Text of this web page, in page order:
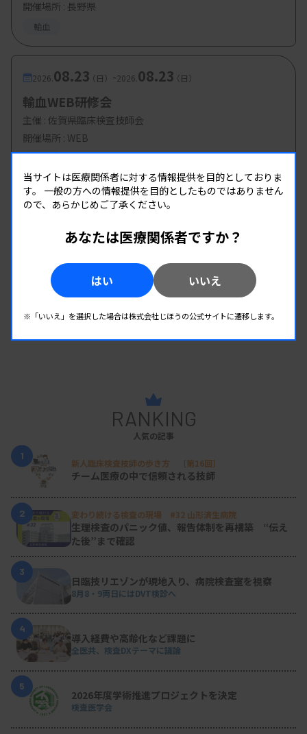
開催場所 : 長野県
輸血
2026. 08.23（日） -2026. 08.23（日）
輸血WEB研修会
主催 : 佐賀県臨床検査技師会
開催場所 : WEB
RANKING
人気の記事
1
新人臨床検査技師の歩き方 ［第16回］
チーム医療の中で信頼される技師
2 変わり続ける検査の現場 #32 山形済生病院
生理検査のパニック値、報告体制を再構築 “伝え
た後”まで確認
3
日臨技リエゾンが現地入り、病院検査室を視察
8月8・9両日にはDVT検診へ
4
導入経費や高齢化など課題に
全医共、検査DXテーマに議論
5
2026年度学術推進プロジェクトを決定
検査医学会
当サイトは医療関係者に対する情報提供を目的としておりま
す。 一般の方への情報提供を目的としたものではありません
ので、あらかじめご了承ください。
あなたは医療関係者ですか？
はい いいえ
※「いいえ」を選択した場合は株式会社じほうの公式サイトに遷移します。